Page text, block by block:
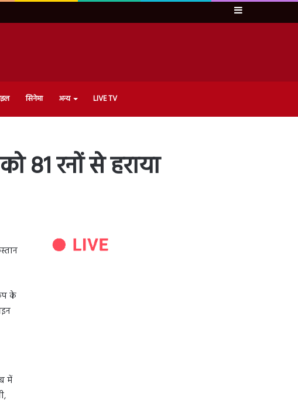
Sidebar
सिनेमा अन्य LIVE TV
81 रनों से हराया
के
में